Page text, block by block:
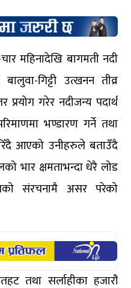
महिनादेखि बागमती नदी
गिट्टी उत्खनन तीव्र
गरेर नदीजन्य पदार्थ
भण्डारण गर्ने तथा
आएको उनीहरुले बताउँदै
भार क्षमताभन्दा धेरै लोड
संरचनामै असर परेको
तथा सर्लाहीका हजारौं